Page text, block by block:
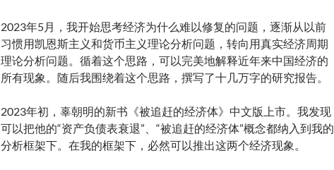
2023年5月，我开始思考经济为什么难以修复的问题，逐渐从以前
习惯用凯恩斯主义和货币主义理论分析问题，转向用真实经济周期
理论分析问题。循着这个思路，可以完美地解释近年来中国经济的
所有现象。随后我围绕着这个思路，撰写了十几万字的研究报告。
2023年初，辜朝明的新书《被追赶的经济体》中文版上市。我发现
可以把他的“资产负债表衰退”、“被追赶的经济体”概念都纳入到我的
分析框架下。在我的框架下，必然可以推出这两个经济现象。